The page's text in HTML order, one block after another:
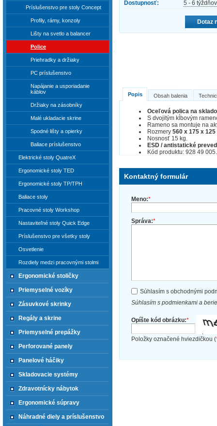
Dostupnosť:
5 - 6 týždňov
Dotaz
Popis Obsah balenia
Oceľová polica na
S dvojitým kĺbovým
Rameno sa montuje na
Rozmery560 x 175 x 125
Nosnosť 15 kg.
ESD / antistatické
Kód produktu: 928 49 005.
Kontaktný formulár
Meno:*
Správa:*
Súhlasím s obchodnými
Súhlasím s podmienkami a
Opíšte kód obrázku:*
Položky označené hviezdičkou (
Príslušenstvo pre stoly Concept
Profily, rámy, konzoly
Lišty na svetlo a balancer
Police
Priehradky a držiaky
PC príslušenstvo
Napájanie a usporiadanie
káblov
Držiaky na zásobníky
Malé ukladacie skrine
Spodné lišty a opierky
Baliace príslušenstvo
Elektrické stoly QuatreX
Ergonomické stoly TED
Ergonomické stoly TP/TPH
Baliace stoly
Pracovné stoly Workshop
Nastaviteľné stoly Quick Edge
Príslušenstvo pre všetky stoly
Osvetlenie
Rozdiely medzi pracovnými stolmi
Ergonomické stoličky
Priemyselné vozíky
Zásuvkové skrinky
Regály a skrine
Priemyselné prepážky
Perforované panely
Panelové háčiky
Skladovacie systémy
Zdravotnícky nábytok
Ergonomické súpravy
Náhradné diely a príslušenstvo